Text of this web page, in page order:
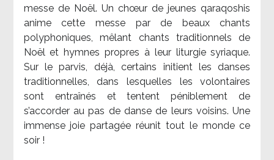
messe de Noël. Un chœur de jeunes qaraqoshis
anime cette messe par de beaux chants
polyphoniques, mêlant chants traditionnels de
Noël et hymnes propres à leur liturgie syriaque.
Sur le parvis, déjà, certains initient les danses
traditionnelles, dans lesquelles les volontaires
sont entraînés et tentent péniblement de
s’accorder au pas de danse de leurs voisins. Une
immense joie partagée réunit tout le monde ce
soir !